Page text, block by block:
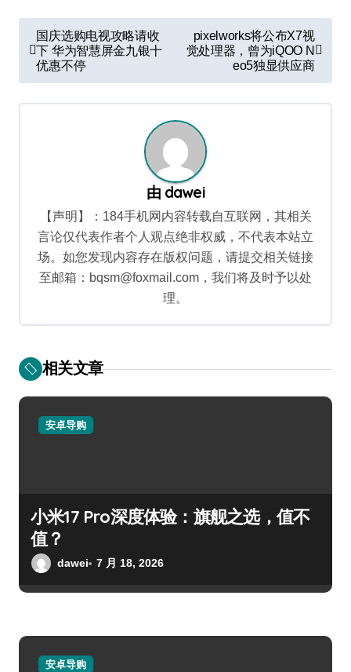
文
章
导
航
国庆选购电视攻略请收
下 华为智慧屏金九银十
优惠不停
pixelworks将公布X7视
觉处理器，曾为iQOO N
eo5独显供应商
由 dawei
【声明】：184手机网内容转载自互联网，其相关
言论仅代表作者个人观点绝非权威，不代表本站立
场。如您发现内容存在版权问题，请提交相关链接
至邮箱：bqsm@foxmail.com，我们将及时予以处
理。
相关文章
安卓导购
小米17 Pro深度体验：旗舰之选，值不
值？
dawei 7 月 18, 2026
安卓导购